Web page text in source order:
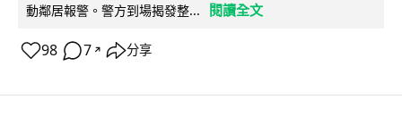
動鄰居報警。警方到場揭發整...
閱讀全文
98 7 ↗ 分享